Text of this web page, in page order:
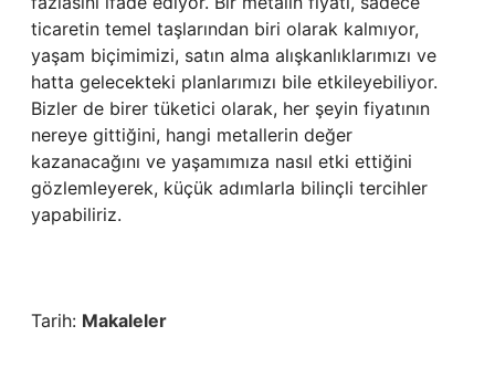
ticaretin temel taşlarından biri olarak kalmıyor,
yaşam biçimimizi, satın alma alışkanlıklarımızı ve
hatta gelecekteki planlarımızı bile etkileyebiliyor.
Bizler de birer tüketici olarak, her şeyin fiyatının
nereye gittiğini, hangi metallerin değer
kazanacağını ve yaşamımıza nasıl etki ettiğini
gözlemleyerek, küçük adımlarla bilinçli tercihler
yapabiliriz.
Tarih: Makaleler